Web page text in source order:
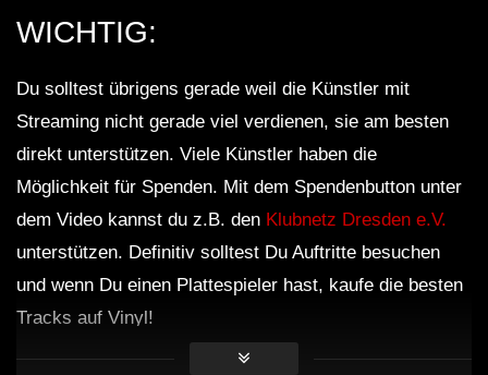
Videoset by STEEN Motion |
VolksTekk Tiefgang Die Gebrüder Brett
30.03.2019 VIDEOSET
Fusion Club Münster 21.09.2019
Minupren – Eine tekkige
Weihnachtsgeschichte (Hardtekk to
Frenchcore Mix) – Videoset by Steen
WICHTIG:
Du solltest übrigens gerade weil die Künstler mit
Streaming nicht gerade viel verdienen, sie am besten
direkt unterstützen. Viele Künstler haben die
Möglichkeit für Spenden. Mit dem Spendenbutton unter
dem Video kannst du z.B. den Klubnetz Dresden e.V.
unterstützen. Definitiv solltest Du Auftritte besuchen
und wenn Du einen Plattespieler hast, kaufe die besten
Tracks auf Vinyl!